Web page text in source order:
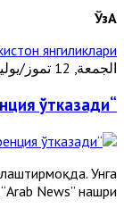
ЎзА
янгиликлари
الجمعة, 12 تموز/يوليو 2024 00:00
“Ал-Азҳар” Таиландда динларнинг тинч-тотув яшашга тарғиб этишига бағишланган конференция ўтказади
Унга
News” нашри.